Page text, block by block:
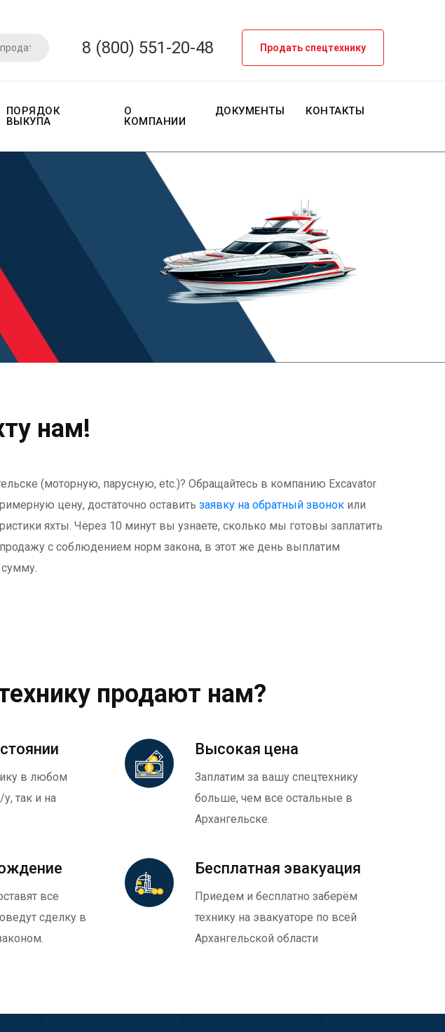
8 (800) 551-20-48 Продать спецтехнику
ПОРЯДОК
ВЫКУПА
О
КОМПАНИИ
ДОКУМЕНТЫ КОНТАКТЫ
нам!
(моторную, парусную, etc.)? Обращайтесь в компанию Excavator
цену, достаточно оставить заявку на обратный звонокили
яхты. Через 10 минут вы узнаете, сколько мы готовы заплатить
с соблюдением норм закона, в этот же день выплатим
продают нам?
в любом
так и на
Высокая цена
Заплатим за вашу спецтехнику
больше, чем все остальные в
Архангельске.
все
сделку в
Бесплатная эвакуация
Приедем и бесплатно заберём
технику на эвакуаторе по всей
Архангельской области